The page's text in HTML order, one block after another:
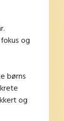
og
børns
og